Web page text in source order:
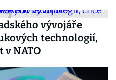
vývojáře
technologií,
NATO